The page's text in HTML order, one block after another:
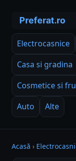
Electrocasnice
Casa si gradina
Cosmetice si
Auto
Alte
Acasă ›